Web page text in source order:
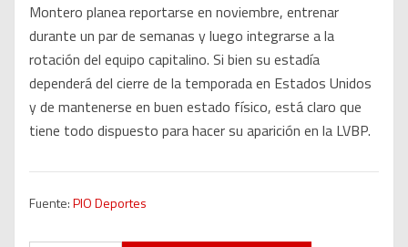
Montero planea reportarse en noviembre, entrenar
durante un par de semanas y luego integrarse a la
rotación del equipo capitalino. Si bien su estadía
dependerá del cierre de la temporada en Estados Unidos
y de mantenerse en buen estado físico, está claro que
tiene todo dispuesto para hacer su aparición en la LVBP.
Fuente:PIO Deportes